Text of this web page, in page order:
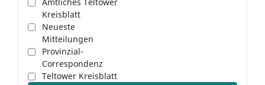
Amtliches Teltower
Kreisblatt
Neueste
Mitteilungen
Provinzial-
Correspondenz
Teltower Kreisblatt